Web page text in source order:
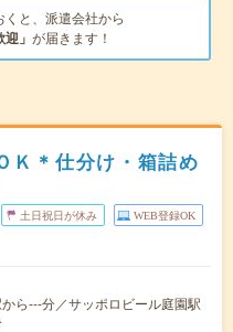
くと、派遣会社から
迎」 が届きます！
Ｋ＊仕分け・箱詰め
土日祝日が休み WEB登録OK
ら---分／サッポロビール庭園駅